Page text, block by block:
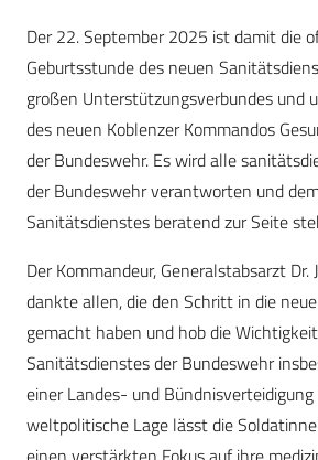
Der 22. September 2025 ist damit die
Geburtsstunde des neuen
großen Unterstützungsverbundes und
des neuen Koblenzer Kommandos
der Bundeswehr. Es wird alle
der Bundeswehr verantworten und
Sanitätsdienstes beratend zur Seite
Der Kommandeur, Generalstabsarzt Dr.
dankte allen, die den Schritt in die
gemacht haben und hob die
Sanitätsdienstes der Bundeswehr
einer Landes- und
weltpolitische Lage lässt die